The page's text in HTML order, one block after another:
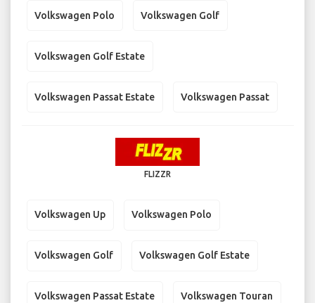
Volkswagen Polo Volkswagen Golf
Volkswagen Golf Estate
Volkswagen Passat Estate Volkswagen Passat
FLIZZR
Volkswagen Up Volkswagen Polo
Volkswagen Golf Volkswagen Golf Estate
Volkswagen Passat Estate Volkswagen Touran